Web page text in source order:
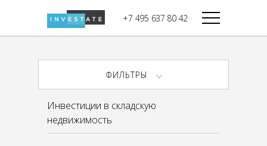
+7 495 637 80 42
Дикси
Магнолия
В башне
Запад
Башня Федерация-I
Восток
Город Столиц,
Северный блок
ФИЛЬТРЫ
Инвестиции в складскую
недвижимость